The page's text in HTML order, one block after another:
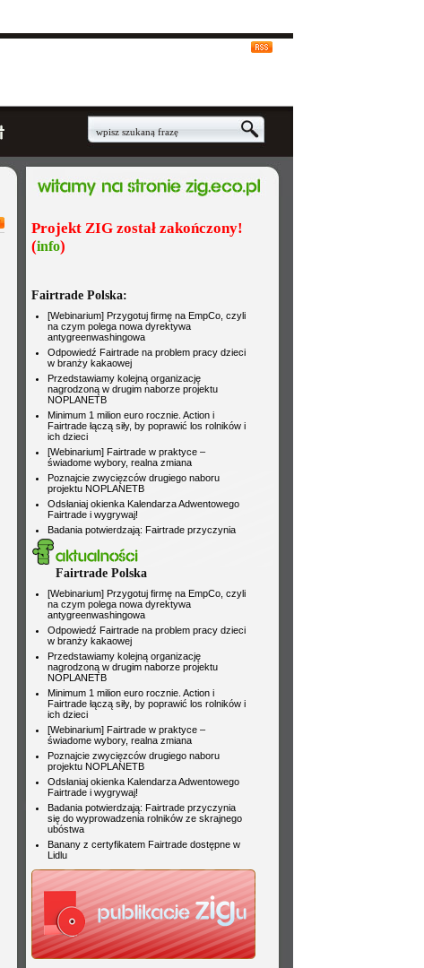
Projekt ZIG został zakończony!
(info)
Fairtrade Polska:
Fairtrade Polska